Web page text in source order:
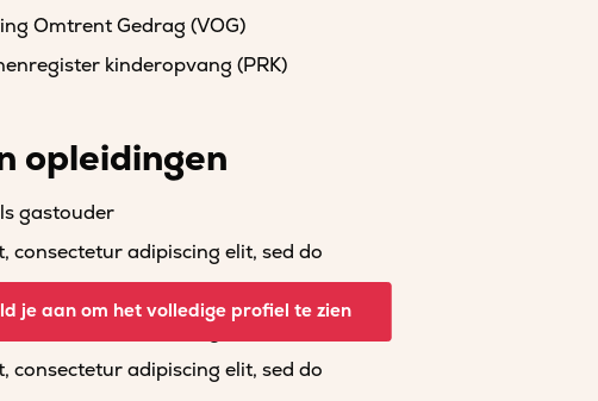
Omtrent Gedrag (VOG)
kinderopvang (PRK)
opleidingen
gastouder
consectetur adipiscing elit, sed do
adipiscing elit, sed do
adipiscing elit, sed do
consectetur adipiscing elit, sed do
je aan om het volledige profiel te zien